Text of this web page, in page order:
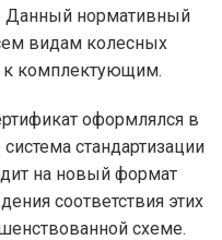
Данный нормативный
видам колесных
к комплектующим.
оформлялся в
система стандартизации
на новый формат
соответствия этих
схеме.